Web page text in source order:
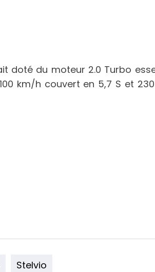
doté du moteur 2.0 Turbo
km/h couvert en 5,7 S et
Stelvio